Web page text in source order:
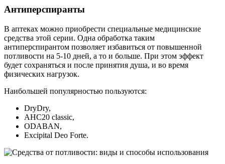
Антиперспиранты
В аптеках можно приобрести специальные медицинские
средства этой серии. Одна обработка таким
антиперспирантом позволяет избавиться от повышенной
потливости на 5-10 дней, а то и больше. При этом эффект
будет сохраняться и после принятия душа, и во время
физических нагрузок.
Наибольшей популярностью пользуются:
DryDry,
AHC20 classic,
ODABAN,
Excipital Deo Forte.